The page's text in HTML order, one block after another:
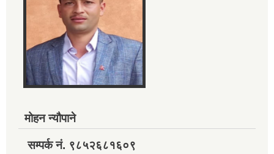
मोहन न्यौपाने
सम्पर्क नं. ९८५२६८१६०९